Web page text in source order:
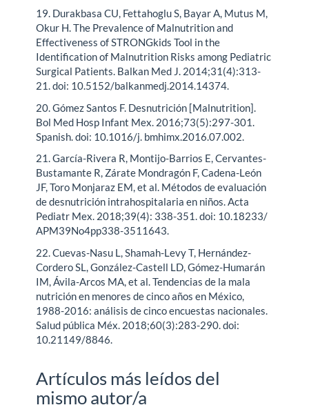
19. Durakbasa CU, Fettahoglu S, Bayar A, Mutus M,
Okur H. The Prevalence of Malnutrition and
Effectiveness of STRONGkids Tool in the
Identification of Malnutrition Risks among Pediatric
Surgical Patients. Balkan Med J. 2014;31(4):313-
21. doi: 10.5152/balkanmedj.2014.14374.
20. Gómez Santos F. Desnutrición [Malnutrition].
Bol Med Hosp Infant Mex. 2016;73(5):297-301.
Spanish. doi: 10.1016/j. bmhimx.2016.07.002.
21. García-Rivera R, Montijo-Barrios E, Cervantes-
Bustamante R, Zárate Mondragón F, Cadena-León
JF, Toro Monjaraz EM, et al. Métodos de evaluación
de desnutrición intrahospitalaria en niños. Acta
Pediatr Mex. 2018;39(4): 338-351. doi: 10.18233/
APM39No4pp338-3511643.
22. Cuevas-Nasu L, Shamah-Levy T, Hernández-
Cordero SL, González-Castell LD, Gómez-Humarán
IM, Ávila-Arcos MA, et al. Tendencias de la mala
nutrición en menores de cinco años en México,
1988-2016: análisis de cinco encuestas nacionales.
Salud pública Méx. 2018;60(3):283-290. doi:
10.21149/8846.
Artículos más leídos del
mismo autor/a